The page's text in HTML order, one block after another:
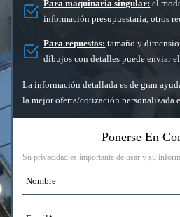
Para maquinaria singular: el
información presupuestaria, otros
Para repuestos: tamaño y
dibujos con detalles puede enviar
La información detallada es de gran
la mejor oferta/cotización personalizada
Ponerse En
Su privacidad es importante de usar y su